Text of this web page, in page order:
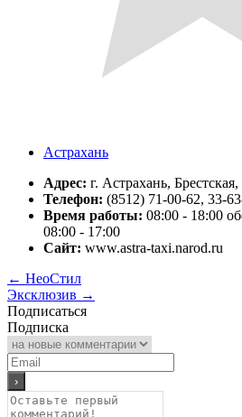
Астрахань
Адрес: г. Астрахань, Брестская,
Телефон: (8512) 71-00-62, 33-
Время работы: 08:00 - 18:00
08:00 - 17:00
Сайт: www.astra-taxi.narod.ru
← НеоСтил
Эксклюзив →
Подписаться
Подписка